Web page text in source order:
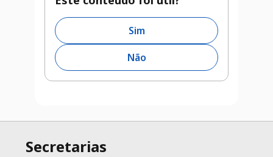
Sim
Não
Secretarias